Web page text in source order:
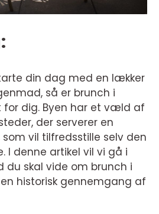
din dag med en lækker
så er brunch i
for dig. Byen har et væld af
der serverer en
vil tilfredsstille selv den
I denne artikel vil vi gå i
du skal vide om brunch i
historisk gennemgang af